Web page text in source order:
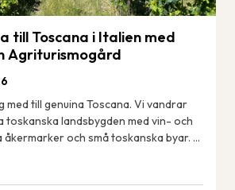
till Toscana i Italien med
Agriturismogård
med till genuina Toscana. Vi vandrar
toskanska landsbygden med vin- och
och små toskanska byar. Vi